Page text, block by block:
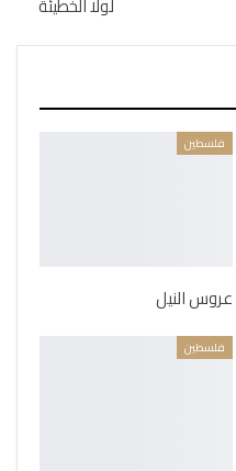
فلسطين
عروس النيل
فلسطين